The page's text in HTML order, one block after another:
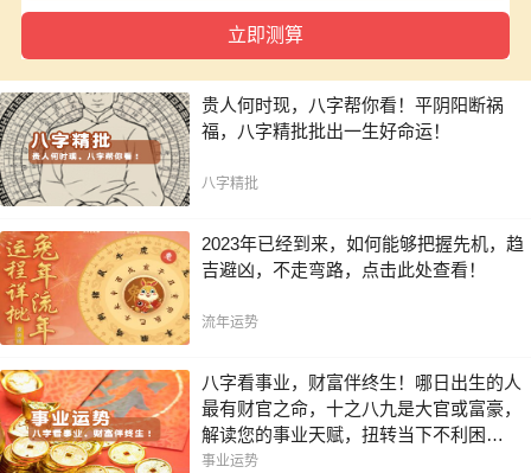
贵人何时现，八字帮你看！平阴阳断祸
福，八字精批批出一生好命运！
八字精批
2023年已经到来，如何能够把握先机，趋
吉避凶，不走弯路，点击此处查看！
流年运势
八字看事业，财富伴终生！哪日出生的人
最有财官之命，十之八九是大官或富豪，
解读您的事业天赋，扭转当下不利困
局！！
事业运势